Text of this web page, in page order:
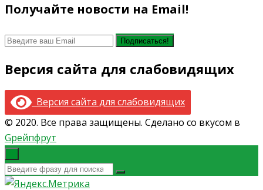
Получайте новости на Email!
Версия сайта для слабовидящих
Версия сайта для слабовидящих
© 2020. Все права защищены. Сделано со вкусом в
Gрейпфрут